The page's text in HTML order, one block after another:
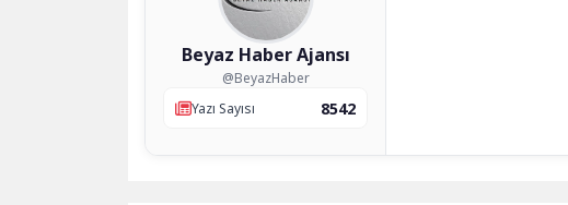
Beyaz Haber Ajansı
@BeyazHaber
Yazı Sayısı
8542